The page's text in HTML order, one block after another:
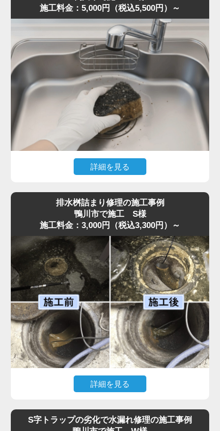
S字トラップは構造上ゴミが溜まりやすく、一度固まると
空気の抜けが悪くなり、臭気が逆流することがあります。
トラップを分解し内部を洗浄、蛇腹ホースの油膜も除去し
て流路を確保しました。
作業は50分ほどで完了し、「最短即日で対応してくれた」
「明朗会計で助かった」とご満足いただきました。
悪臭・ゴボゴボ音は詰まりの代表的サインです。少しでも
異常を感じたら水道の達人へ早めにご相談ください。
施工料金：5,000円（税込5,500円）～
詳細を見る
水が流れなくなったとのご相談。
弊社のスタッフが最短即日で伺ったところ、スポンジがS
字トラップ奥まで入り込み、圧縮されて油脂汚れと一体化
して管を完全に塞いでいました。
異物落下は無理に取り出そうとするとさらに奥へ押し込ん
でしまうため、状況に応じて慎重な分解作業が必要です。
今回はトラップを外し、油脂と絡んだスポンジを取り除い
たうえで、内部洗浄を行い再発防止処置も実施。作業は45
分ほどで完了しました。
「明朗会計で安心して依頼できた」とのお声をいただいて
います。異物が落ちた場合は自分で触らず、早めに水道の
達人へご相談ください。
排水桝詰まり修理の施工事例
鴨川市で施工 S様
施工料金：3,000円（税込3,300円）～
詳細を見る
た」との依頼で水道の達人が急行。調査すると、排水桝の
S字トラップの劣化で水漏れ修理の施工事例